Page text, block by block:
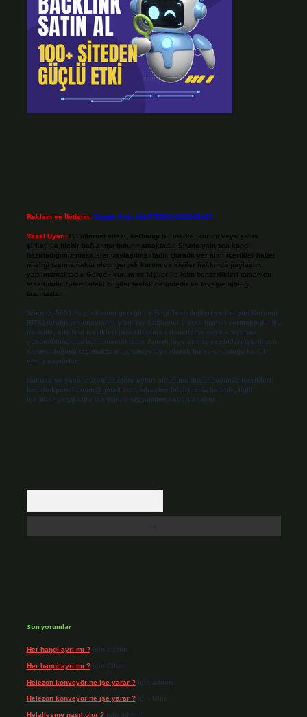
Reklam ve İletişim: Skype: live:.cid.575569c608265c69
Yasal Uyarı: Bu internet sitesi, herhangi bir marka, kurum veya şahıs
şirketi ile hiçbir bağlantısı bulunmamaktadır. Sitede yalnızca kendi
hazırladığımız makaleler paylaşılmaktadır. Burada yer alan içerikler haber
niteliği taşımamakta olup, gerçek kurum ve kişiler hakkında paylaşım
yapılmamaktadır. Gerçek kurum ve kişiler ile isim benzerlikleri tamamen
tesadüfidir. Sitemizdeki bilgiler taslak halindedir ve tavsiye niteliği
taşımazlar.
Sitemiz, 5651 Sayılı Kanun gereğince Bilgi Teknolojileri ve İletişim Kurumu
(BTK) tarafından onaylanmış bir Yer Sağlayıcı olarak hizmet vermektedir. Bu
nedenle, sitedeki içerikleri proaktif olarak denetleme veya araştırma
yükümlülüğümüz bulunmamaktadır. Ancak, üyelerimiz yazdıkları içeriklerin
sorumluluğunu taşımakta olup, siteye üye olarak bu sorumluluğu kabul
etmiş sayılırlar.
Hukuka ve yasal düzenlemelere aykırı olduğunu düşündüğünüz içerikleri,
backlinkpanelicomtr@gmail.com adresine bildirmeniz halinde, ilgili
içerikler yasal süre içerisinde sitemizden kaldırılacaktır.
Son yorumlar
Her hangi ayrı mı ?için admin
Her hangi ayrı mı ?için Cihat
Helezon konveyör ne işe yarar ?için admin
Helezon konveyör ne işe yarar ?için Mine
Helalleşme nasıl olur ?için admin